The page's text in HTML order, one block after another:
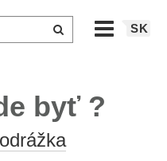
SK
byť ?